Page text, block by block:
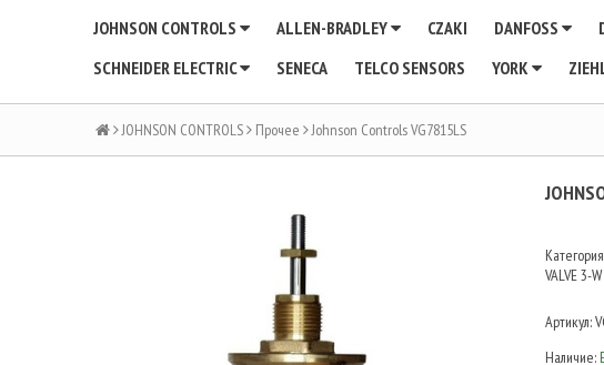
JOHNSON CONTROLS
ALLEN-BRADLEY CZAKI DANFOSS
SCHNEIDER ELECTRIC
SENECA TELCO SENSORS YORK
JOHNSON CONTROLS Прочее Johnson Controls VG7815LS
VALVE 3-
Артикул:
Наличие: